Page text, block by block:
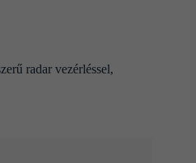
radar vezérléssel,